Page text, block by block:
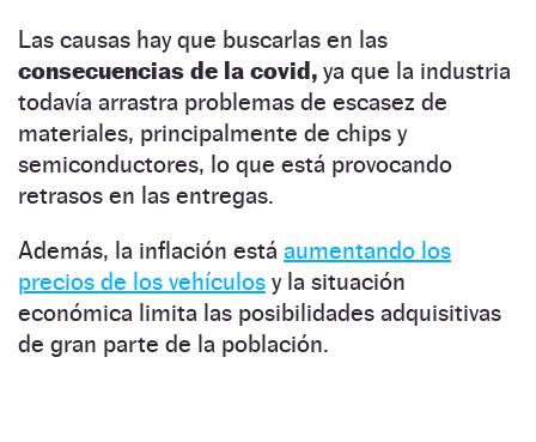
Las causas hay que buscarlas en las
consecuencias de la covid, ya que la industria
todavía arrastra problemas de escasez de
materiales, principalmente de chips y
semiconductores, lo que está provocando
retrasos en las entregas.
Además, la inflación está aumentando los
precios de los vehículos y la situación
económica limita las posibilidades adquisitivas
de gran parte de la población.